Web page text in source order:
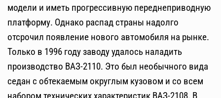
модели и иметь прогрессивную переднеприводную
платформу. Однако распад страны надолго
отсрочил появление нового автомобиля на рынке.
Только в 1996 году заводу удалось наладить
производство ВАЗ-2110. Это был необычного вида
седан с обтекаемым округлым кузовом и со всем